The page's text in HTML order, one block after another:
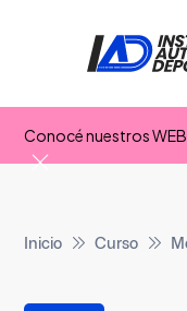
Conocé nuestros
Inicio Curso